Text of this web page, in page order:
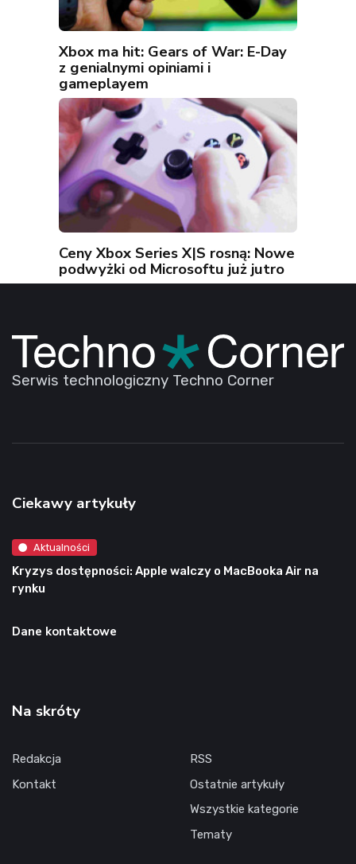
Xbox ma hit: Gears of War: E-Day
z genialnymi opiniami i
gameplayem
Ceny Xbox Series X|S rosną: Nowe
podwyżki od Microsoftu już jutro
Serwis technologiczny Techno Corner
Ciekawy artykuły
Aktualności
Kryzys dostępności: Apple walczy o MacBooka Air na
rynku
Dane kontaktowe
Na skróty
Redakcja
Kontakt
RSS
Ostatnie artykuły
Wszystkie kategorie
Tematy